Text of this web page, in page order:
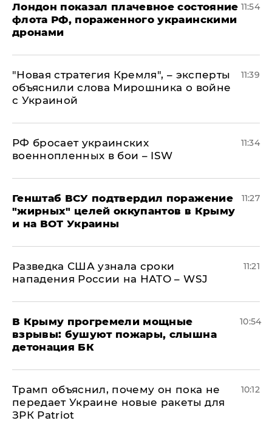
Лондон показал плачевное состояние
флота РФ, пораженного украинскими
дронами
11:54
"Новая стратегия Кремля", – эксперты
объяснили слова Мирошника о войне
с Украиной
11:39
РФ бросает украинских
военнопленных в бои – ISW
11:34
Генштаб ВСУ подтвердил поражение
"жирных" целей оккупантов в Крыму
и на ВОТ Украины
11:27
Разведка США узнала сроки
нападения России на НАТО – WSJ
11:21
В Крыму прогремели мощные
взрывы: бушуют пожары, слышна
детонация БК
10:54
Трамп объяснил, почему он пока не
передает Украине новые ракеты для
ЗРК Patriot
10:12